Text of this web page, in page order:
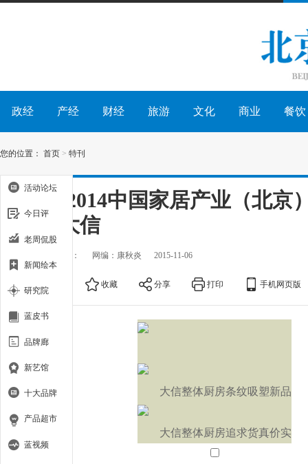
政经 产经 财经 旅游 文化 商业 餐饮
您的位置： 首页 > 特刊
2013-2014中国家居产业（北京
牌：大信
作者： 网编：康秋炎 2015-11-06
大 收藏 分享 打印 手机网页版
大信整体厨房条纹吸塑新品
大信整体厨房追求货真价实
活动论坛
今日评
老周侃股
新闻绘本
研究院
蓝皮书
品牌廊
新艺馆
十大品牌
产品超市
蓝视频